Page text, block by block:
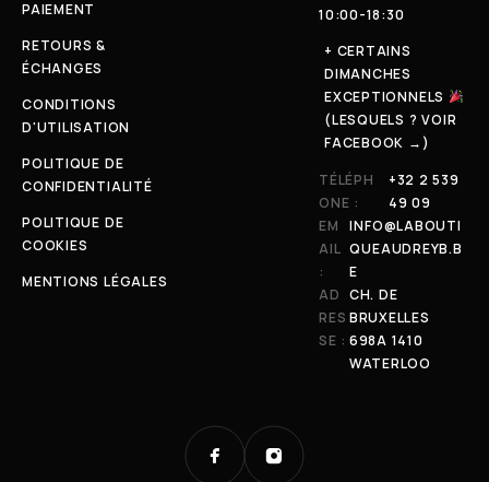
PAIEMENT
RETOURS &
ÉCHANGES
CONDITIONS
D'UTILISATION
POLITIQUE DE
CONFIDENTIALITÉ
POLITIQUE DE
COOKIES
MENTIONS LÉGALES
10:00-18:30
+ CERTAINS
DIMANCHES
EXCEPTIONNELS
(LESQUELS ? VOIR
FACEBOOK →)
TÉLÉPH
ONE :
+32 2 539
49 09
EM
AIL
:
INFO@LABOUTI
QUEAUDREYB.B
E
AD
RES
SE :
CH. DE
BRUXELLES
698A 1410
WATERLOO